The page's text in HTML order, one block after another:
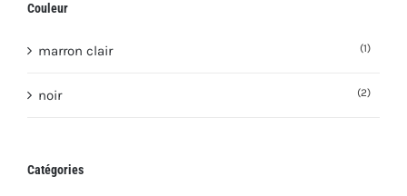
Couleur
marron clair (1)
noir (2)
Catégories